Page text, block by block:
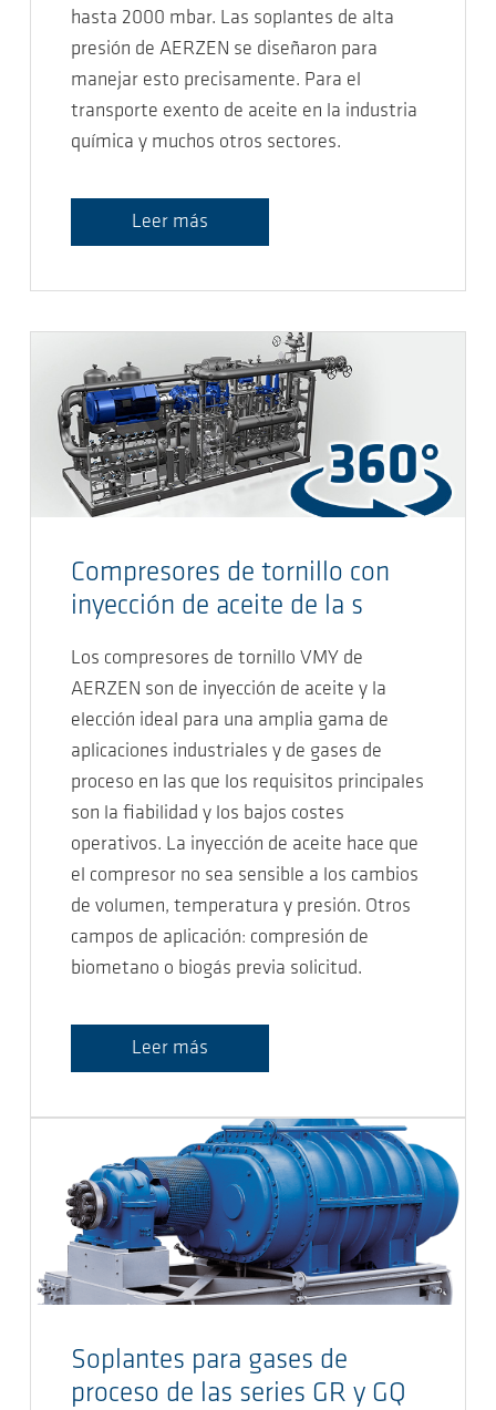
hasta 2000 mbar. Las soplantes de alta
presión de AERZEN se diseñaron para
manejar esto precisamente. Para el
transporte exento de aceite en la industria
química y muchos otros sectores.
Leer más
Compresores de tornillo con
inyección de aceite de la s
Los compresores de tornillo VMY de
AERZEN son de inyección de aceite y la
elección ideal para una amplia gama de
aplicaciones industriales y de gases de
proceso en las que los requisitos principales
son la fiabilidad y los bajos costes
operativos. La inyección de aceite hace que
el compresor no sea sensible a los cambios
de volumen, temperatura y presión. Otros
campos de aplicación: compresión de
biometano o biogás previa solicitud.
Leer más
Soplantes para gases de
proceso de las series GR y GQ